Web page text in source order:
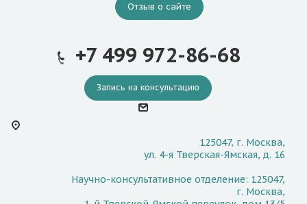
Отзыв о сайте
+7 499 972-86-68
Запись на консультацию
125047, г. Москва,
ул. 4-я Тверская-Ямская, д. 16
Научно-консультативное отделение: 125047,
г. Москва,